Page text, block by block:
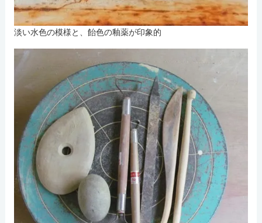
淡い水色の模様と、飴色の釉薬が印象的